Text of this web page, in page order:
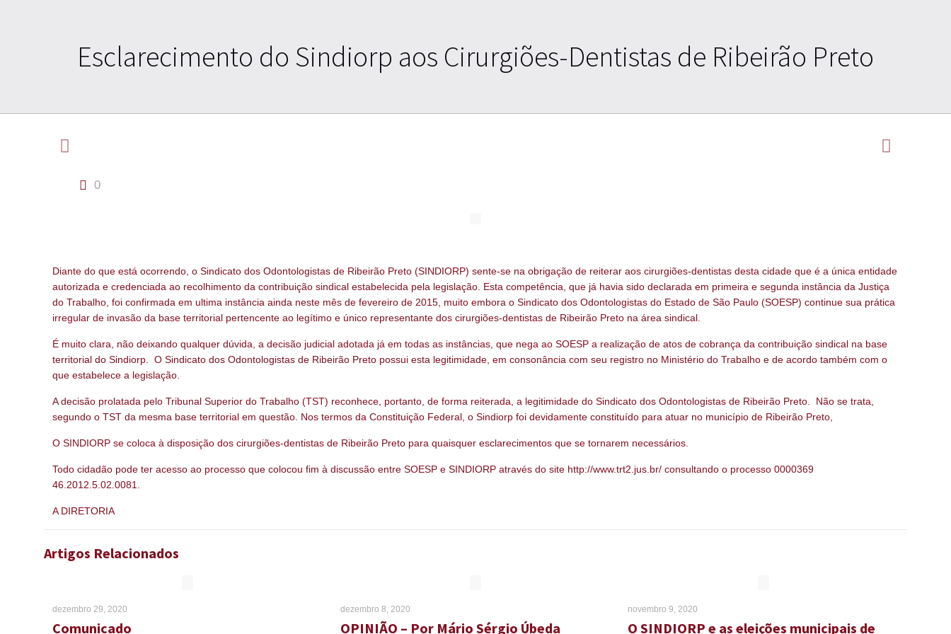
Esclarecimento do Sindiorp aos Cirurgiões-Dentistas de Ribeirão Preto
0
Diante do que está ocorrendo, o Sindicato dos Odontologistas de Ribeirão Preto (SINDIORP) sente-se na obrigação de reiterar aos cirurgiões-dentistas desta cidade que é a única entidade
autorizada e credenciada ao recolhimento da contribuição sindical estabelecida pela legislação. Esta competência, que já havia sido declarada em primeira e segunda instância da Justiça
do Trabalho, foi confirmada em ultima instância ainda neste mês de fevereiro de 2015, muito embora o Sindicato dos Odontologistas do Estado de São Paulo (SOESP) continue sua prática
irregular de invasão da base territorial pertencente ao legítimo e único representante dos cirurgiões-dentistas de Ribeirão Preto na área sindical.
É muito clara, não deixando qualquer dúvida, a decisão judicial adotada já em todas as instâncias, que nega ao SOESP a realização de atos de cobrança da contribuição sindical na base
territorial do Sindiorp. O Sindicato dos Odontologistas de Ribeirão Preto possui esta legitimidade, em consonância com seu registro no Ministério do Trabalho e de acordo também com o
que estabelece a legislação.
A decisão prolatada pelo Tribunal Superior do Trabalho (TST) reconhece, portanto, de forma reiterada, a legitimidade do Sindicato dos Odontologistas de Ribeirão Preto. Não se trata,
segundo o TST da mesma base territorial em questão. Nos termos da Constituição Federal, o Sindiorp foi devidamente constituído para atuar no município de Ribeirão Preto,
O SINDIORP se coloca à disposição dos cirurgiões-dentistas de Ribeirão Preto para quaisquer esclarecimentos que se tornarem necessários.
Todo cidadão pode ter acesso ao processo que colocou fim à discussão entre SOESP e SINDIORP através do site http://www.trt2.jus.br/ consultando o processo 0000369
46.2012.5.02.0081.
A DIRETORIA
Artigos Relacionados
dezembro 29, 2020
Comunicado
dezembro 8, 2020
OPINIÃO – Por Mário Sérgio Úbeda
novembro 9, 2020
O SINDIORP e as eleições municipais de